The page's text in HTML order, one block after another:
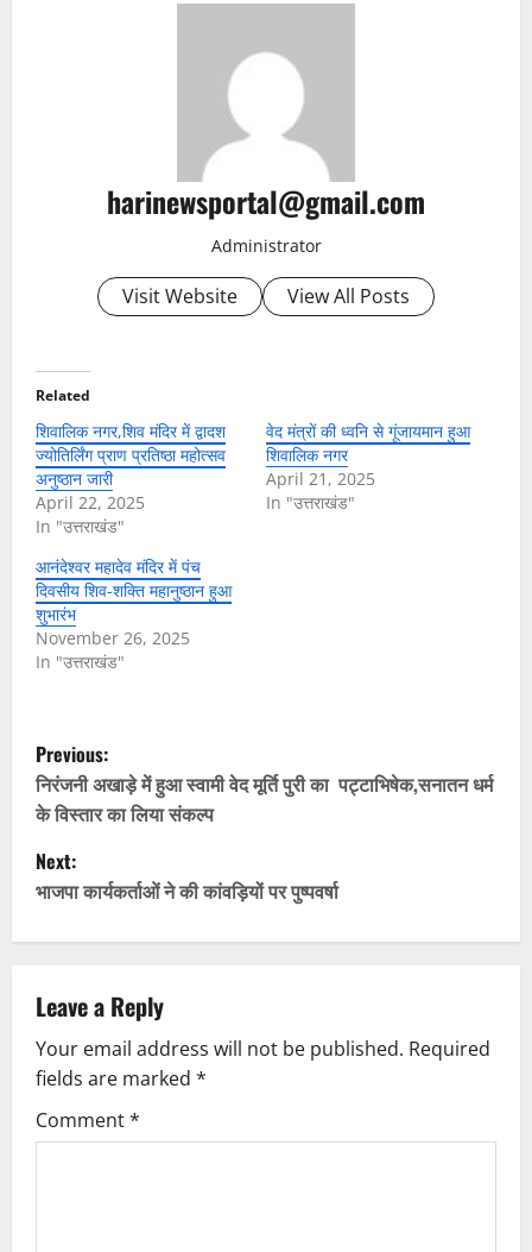
harinewsportal@gmail.com
Administrator
Visit Website View All Posts
Related
शिवालिक नगर,शिव मंदिर में द्वादश
ज्योतिर्लिंग प्राण प्रतिष्ठा महोत्सव
अनुष्ठान जारी
April 22, 2025
In "उत्तराखंड"
वेद मंत्रों की ध्वनि से गूंजायमान हुआ
शिवालिक नगर
April 21, 2025
In "उत्तराखंड"
आनंदेश्वर महादेव मंदिर में पंच
दिवसीय शिव-शक्ति महानुष्ठान हुआ
शुभारंभ
November 26, 2025
In "उत्तराखंड"
P
o
s
t
n
a
v
i
g
Previous:
निरंजनी अखाड़े में हुआ स्वामी वेद मूर्ति पुरी का पट्टाभिषेक,सनातन धर्म
के विस्तार का लिया संकल्प
Next:
भाजपा कार्यकर्ताओं ने की कांवड़ियों पर पुष्पवर्षा
Leave a Reply
Your email address will not be published. Required
fields are marked *
Comment*